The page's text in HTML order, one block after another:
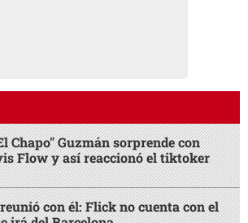
Chapo" Guzmán sorprende con
Flow y así reaccionó el tiktoker
con él: Flick no cuenta con el